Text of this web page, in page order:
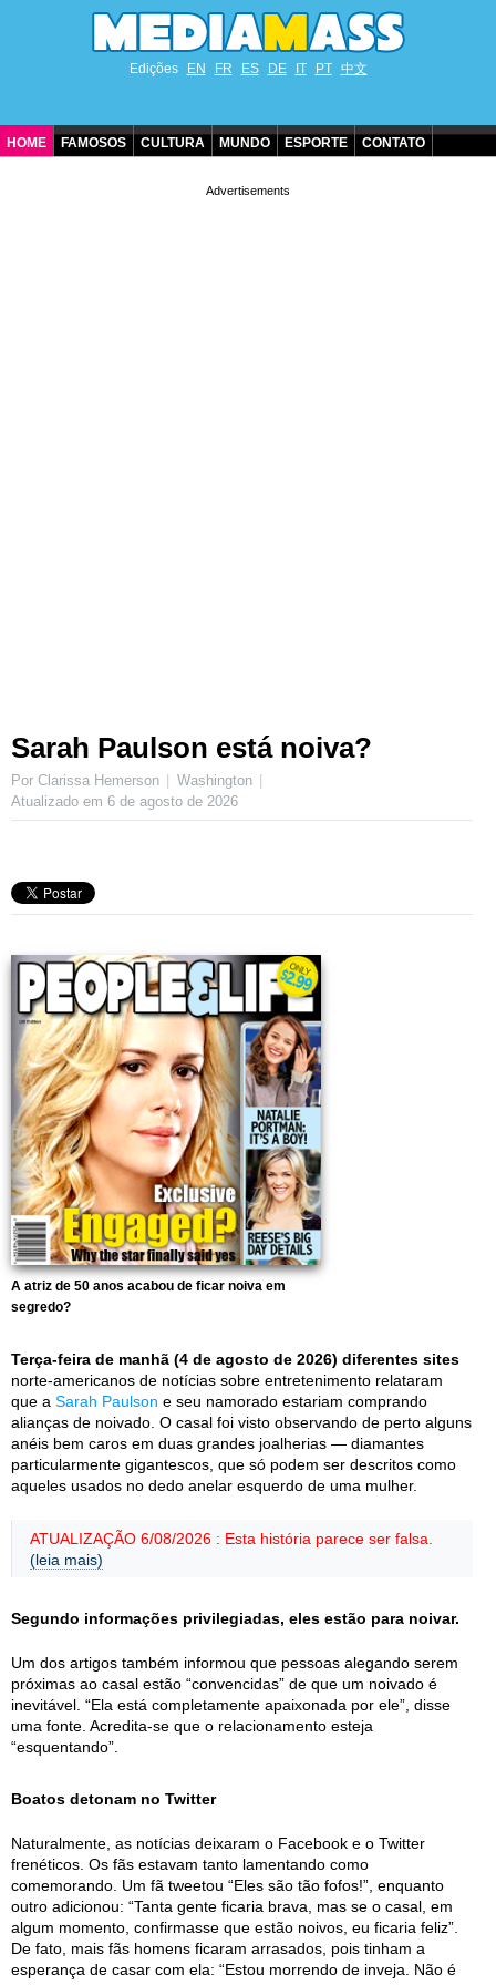
Edições EN FR ES DE IT PT 中文
HOME FAMOSOS CULTURA MUNDO ESPORTE CONTATO
Sarah Paulson está noiva?
Por Clarissa Hemerson
Washington
Atualizado em 6 de agosto de 2026
A atriz de 50 anos acabou de ficar noiva em
segredo?
Terça-feira de manhã (4 de agosto de 2026) diferentes sites
norte-americanos de notícias sobre entretenimento relataram
que a Sarah Paulson e seu namorado estariam comprando
alianças de noivado. O casal foi visto observando de perto alguns
anéis bem caros em duas grandes joalherias — diamantes
particularmente gigantescos, que só podem ser descritos como
aqueles usados no dedo anelar esquerdo de uma mulher.
ATUALIZAÇÃO 6/08/2026 : Esta história parece ser falsa.
(leia mais)
Segundo informações privilegiadas, eles estão para noivar.
Um dos artigos também informou que pessoas alegando serem
próximas ao casal estão “convencidas” de que um noivado é
inevitável. “Ela está completamente apaixonada por ele”, disse
uma fonte. Acredita-se que o relacionamento esteja
“esquentando”.
Boatos detonam no Twitter
Naturalmente, as notícias deixaram o Facebook e o Twitter
frenéticos. Os fãs estavam tanto lamentando como
comemorando. Um fã tweetou “Eles são tão fofos!”, enquanto
outro adicionou: “Tanta gente ficaria brava, mas se o casal, em
algum momento, confirmasse que estão noivos, eu ficaria feliz”.
De fato, mais fãs homens ficaram arrasados, pois tinham a
esperança de casar com ela: “Estou morrendo de inveja. Não é